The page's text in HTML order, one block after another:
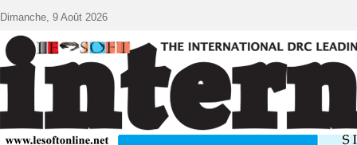
Dimanche, 9 Août 2026